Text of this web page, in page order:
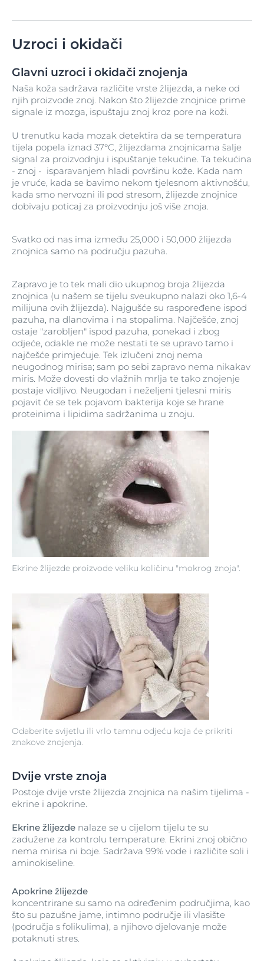
Uzroci i okidači
Glavni uzroci i okidači znojenja
Naša koža sadržava različite vrste žlijezda, a neke od
njih proizvode znoj. Nakon što žlijezde znojnice prime
signale iz mozga, ispuštaju znoj kroz pore na koži.
Ekrine žlijezde proizvode veliku količinu "mokrog znoja".
Odaberite svijetlu ili vrlo tamnu odjeću koja će prikriti
znakove znojenja.
U trenutku kada mozak detektira da se temperatura
tijela popela iznad 37°C, žlijezdama znojnicama šalje
signal za proizvodnju i ispuštanje tekućine. Ta tekućina
- znoj - isparavanjem hladi površinu kože. Kada nam
je vruće, kada se bavimo nekom tjelesnom aktivnošću,
kada smo nervozni ili pod stresom, žlijezde znojnice
dobivaju poticaj za proizvodnju još više znoja.
Svatko od nas ima između 25,000 i 50,000 žlijezda
znojnica samo na području pazuha.
Zapravo je to tek mali dio ukupnog broja žlijezda
znojnica (u našem se tijelu sveukupno nalazi oko 1,6-4
milijuna ovih žlijezda). Najgušće su raspoređene ispod
pazuha, na dlanovima i na stopalima. Najčešće, znoj
ostaje "zarobljen" ispod pazuha, ponekad i zbog
odjeće, odakle ne može nestati te se upravo tamo i
najčešće primjećuje. Tek izlučeni znoj nema
neugodnog mirisa; sam po sebi zapravo nema nikakav
miris. Može dovesti do vlažnih mrlja te tako znojenje
postaje vidljivo. Neugodan i neželjeni tjelesni miris
pojavit će se tek pojavom bakterija koje se hrane
proteinima i lipidima sadržanima u znoju.
Dvije vrste znoja
Postoje dvije vrste žlijezda znojnica na našim tijelima -
ekrine i apokrine.
Ekrine žlijezde nalaze se u cijelom tijelu te su
zadužene za kontrolu temperature. Ekrini znoj obično
nema mirisa ni boje. Sadržava 99% vode i različite soli i
aminokiseline.
Apokrine žlijezde
koncentrirane su samo na određenim područjima, kao
što su pazušne jame, intimno područje ili vlasište
(područja s folikulima), a njihovo djelovanje može
potaknuti stres.